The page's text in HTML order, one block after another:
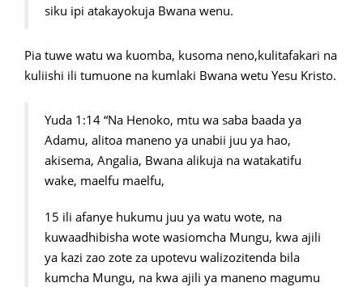
siku ipi atakayokuja Bwana wenu.
Pia tuwe watu wa kuomba, kusoma neno,kulitafakari na
kuliishi ili tumuone na kumlaki Bwana wetu Yesu Kristo.
Yuda 1:14 “Na Henoko, mtu wa saba baada ya
Adamu, alitoa maneno ya unabii juu ya hao,
akisema, Angalia, Bwana alikuja na watakatifu
wake, maelfu maelfu,
15 ili afanye hukumu juu ya watu wote, na
kuwaadhibisha wote wasiomcha Mungu, kwa ajili
ya kazi zao zote za upotevu walizozitenda bila
kumcha Mungu, na kwa ajili ya maneno magumu